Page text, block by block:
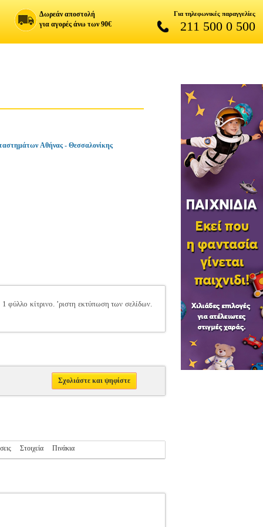
Δωρεάν αποστολή
για αγορές άνω των 90€
Για τηλεφωνικές παραγγελίες
211 500 0 500
Αθήνας - Θεσσαλονίκης
κίτρινο. ’ριστη εκτύπωση των σελίδων.
Σχολιάστε και ψηφίστε
Στοιχεία Πινάκια